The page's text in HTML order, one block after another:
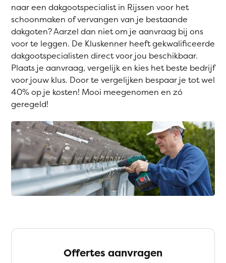
naar een dakgootspecialist in Rijssen voor het
schoonmaken of vervangen van je bestaande
dakgoten? Aarzel dan niet om je aanvraag bij ons
voor te leggen. De Kluskenner heeft gekwalificeerde
dakgootspecialisten direct voor jou beschikbaar.
Plaats je aanvraag, vergelijk en kies het beste bedrijf
voor jouw klus. Door te vergelijken bespaar je tot wel
40% op je kosten! Mooi meegenomen en zó
geregeld!
Offertes aanvragen